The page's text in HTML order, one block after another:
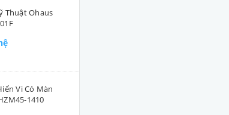
Thuật Ohaus
Vi Có Màn
1410